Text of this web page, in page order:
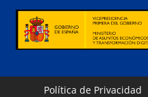
Política de Privacidad